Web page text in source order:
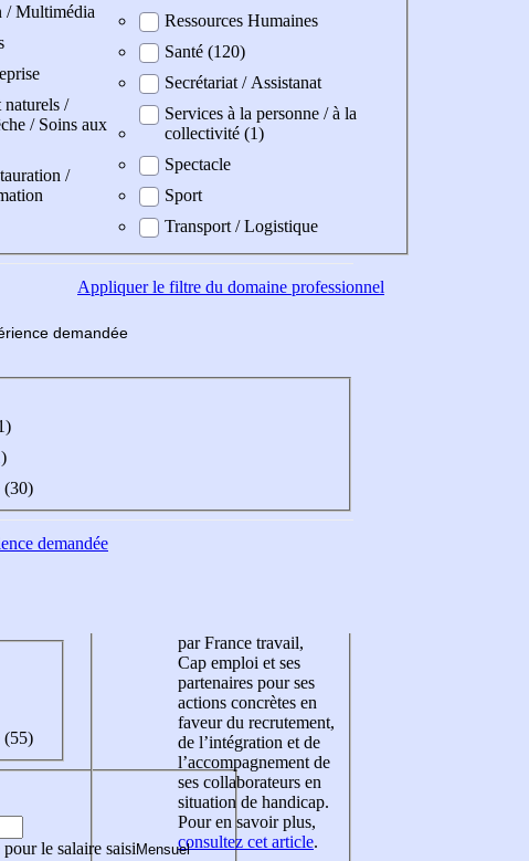
/ Multimédia
naturels /
/ Soins aux
/
Ressources Humaines
Santé (120)
Secrétariat / Assistanat
Services à la personne / à la
collectivité (1)
Spectacle
Sport
Transport / Logistique
Appliquerle filtre du domaine professionnel
demandée
(30)
demandée
(55)
le salaire saisi
par France travail,
Cap emploi et ses
partenaires pour ses
actions concrètes en
faveur du recrutement,
de l’intégration et de
l’accompagnement de
ses collaborateurs en
situation de handicap.
Pour en savoir plus,
consultez cet article.